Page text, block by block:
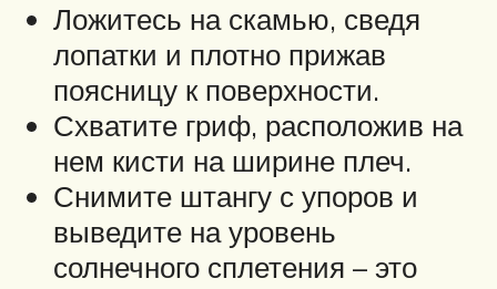
Ложитесь на скамью, сведя
лопатки и плотно прижав
поясницу к поверхности.
Схватите гриф, расположив на
нем кисти на ширине плеч.
Снимите штангу с упоров и
выведите на уровень
солнечного сплетения – это